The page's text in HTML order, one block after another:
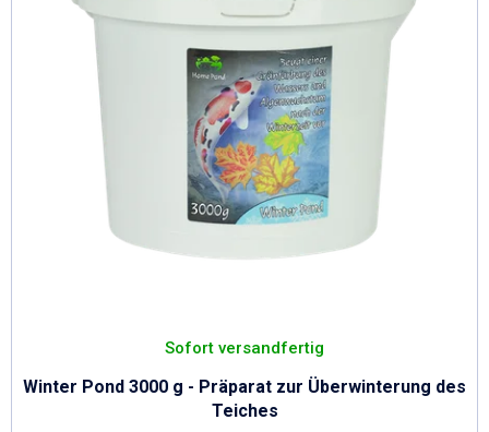
T
E
N
L
O
Winter Pond 3000 g - Präparat zur Überwinterung des
Teiches
Sofort versandfertig